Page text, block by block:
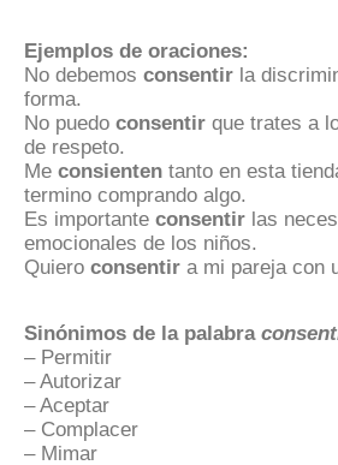
Ejemplos de oraciones:
No debemos consentir la
forma.
No puedo consentir que trates a
de respeto.
Me consienten tanto en esta
termino comprando algo.
Es importante consentir las
emocionales de los niños.
Quiero consentir a mi pareja con
Sinónimos de la palabra
– Permitir
– Autorizar
– Aceptar
– Complacer
– Mimar